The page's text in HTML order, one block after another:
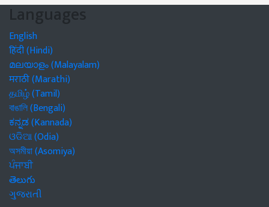
Languages
English
हिंदी (Hindi)
മലയാളം (Malayalam)
मराठी (Marathi)
தமிழ் (Tamil)
বাঙালি (Bengali)
ಕನ್ನಡ (Kannada)
ଓଡିଆ (Odia)
অসমীয়া (Asomiya)
ਪੰਜਾਬੀ
తెలుగు
ગુજરાતી